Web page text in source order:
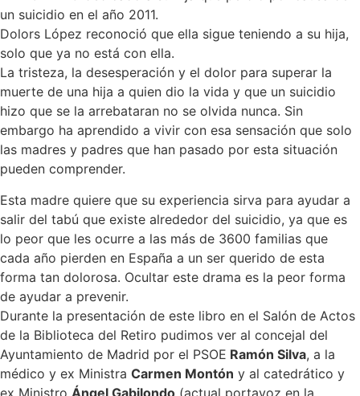
un suicidio en el año 2011.
Dolors López reconoció que ella sigue teniendo a su hija,
solo que ya no está con ella.
La tristeza, la desesperación y el dolor para superar la
muerte de una hija a quien dio la vida y que un suicidio
hizo que se la arrebataran no se olvida nunca. Sin
embargo ha aprendido a vivir con esa sensación que solo
las madres y padres que han pasado por esta situación
pueden comprender.
Esta madre quiere que su experiencia sirva para ayudar a
salir del tabú que existe alrededor del suicidio, ya que es
lo peor que les ocurre a las más de 3600 familias que
cada año pierden en España a un ser querido de esta
forma tan dolorosa. Ocultar este drama es la peor forma
de ayudar a prevenir.
Durante la presentación de este libro en el Salón de Actos
de la Biblioteca del Retiro pudimos ver al concejal del
Ayuntamiento de Madrid por el PSOE Ramón Silva, a la
médico y ex Ministra Carmen Montón y al catedrático y
ex Ministro Ángel Gabilondo (actual portavoz en la